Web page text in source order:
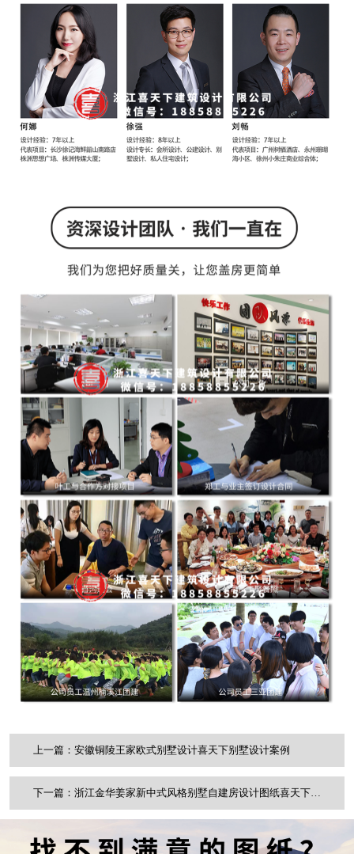
上一篇：安徽铜陵王家欧式别墅设计喜天下别墅设计案例
下一篇：浙江金华姜家新中式风格别墅自建房设计图纸喜天下建筑设计